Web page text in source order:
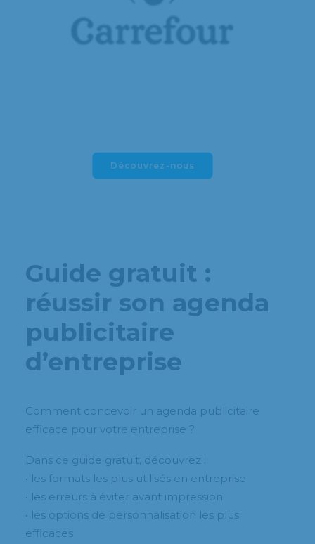
Découvrez-nous
Guide gratuit :
réussir son agenda
publicitaire
d’entreprise
Comment concevoir un agenda publicitaire
efficace pour votre entreprise ?
Dans ce guide gratuit, découvrez :
• les formats les plus utilisés en entreprise
• les erreurs à éviter avant impression
• les options de personnalisation les plus
efficaces